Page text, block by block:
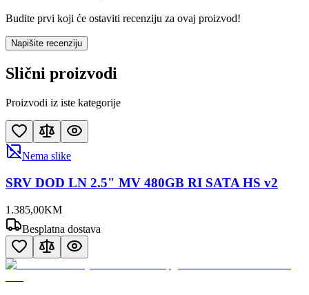
Budite prvi koji će ostaviti recenziju za ovaj proizvod!
Napišite recenziju
Slični proizvodi
Proizvodi iz iste kategorije
Nema slike
SRV DOD LN 2.5" MV 480GB RI SATA HS v2
1.385,00KM
Besplatna dostava